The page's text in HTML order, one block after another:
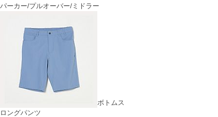
パーカー/プルオーバー/ミドラー
ボトムス
ロングパンツ